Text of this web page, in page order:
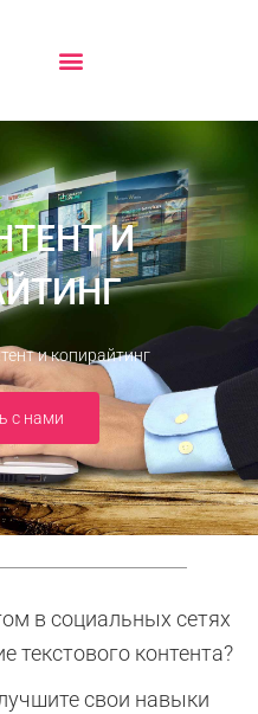
И
и копирайтинг
с нами
в социальных сетях
текстового контента?
свои навыки